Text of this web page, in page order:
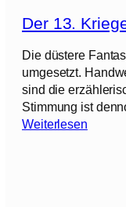
Der 13.
Die düstere
umgesetzt.
sind die
Stimmung ist
Weiterlesen: